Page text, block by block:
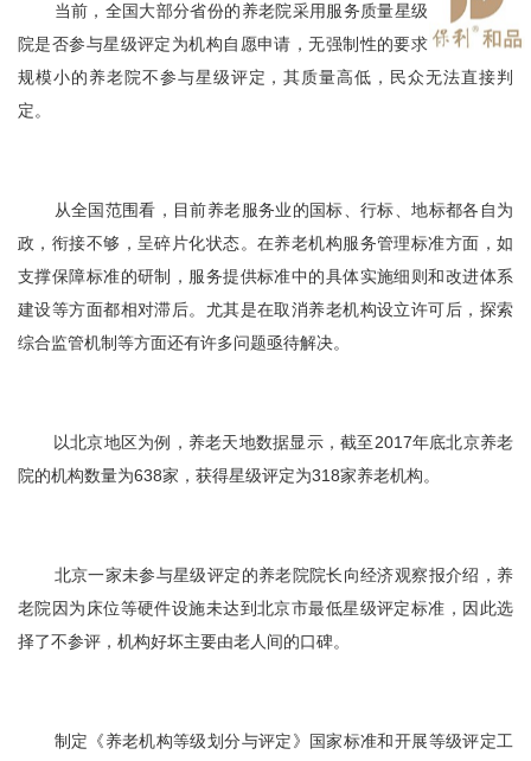
当前，全国大部分省份的养老院采用服务质量星级评定，养老
院是否参与星级评定为机构自愿申请，无强制性的要求。因此一些
规模小的养老院不参与星级评定，其质量高低，民众无法直接判
定。
从全国范围看，目前养老服务业的国标、行标、地标都各自为
政，衔接不够，呈碎片化状态。在养老机构服务管理标准方面，如
支撑保障标准的研制，服务提供标准中的具体实施细则和改进体系
建设等方面都相对滞后。尤其是在取消养老机构设立许可后，探索
综合监管机制等方面还有许多问题亟待解决。
以北京地区为例，养老天地数据显示，截至2017年底北京养老
院的机构数量为638家，获得星级评定为318家养老机构。
北京一家未参与星级评定的养老院院长向经济观察报介绍，养
老院因为床位等硬件设施未达到北京市最低星级评定标准，因此选
择了不参评，机构好坏主要由老人间的口碑。
制定《养老机构等级划分与评定》国家标准和开展等级评定工